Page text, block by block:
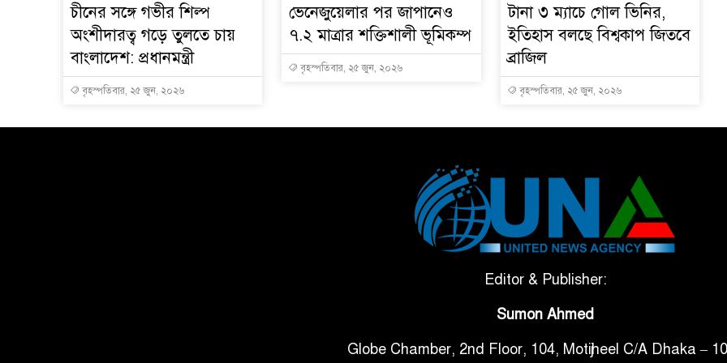
চীনের সঙ্গে গভীর শিল্প
অংশীদারত্ব গড়ে তুলতে চায়
বাংলাদেশ: প্রধানমন্ত্রী
বৃহস্পতিবার, ২৫ জুন, ২০২৬
ভেনেজুয়েলার পর জাপানেও
৭.২ মাত্রার শক্তিশালী ভূমিকম্প
বৃহস্পতিবার, ২৫ জুন, ২০২৬
টানা ৩ ম্যাচে গোল ভিনির,
ইতিহাস বলছে বিশ্বকাপ জিতবে
ব্রাজিল
বৃহস্পতিবার, ২৫ জুন, ২০২৬
Editor & Publisher:
Sumon Ahmed
Globe Chamber, 2nd Floor, 104, Motijheel C/A Dhaka –